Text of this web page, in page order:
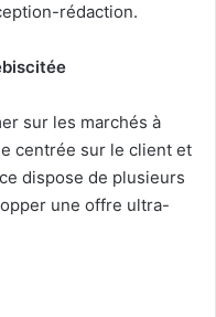
rédaction.
sur les marchés à
centrée sur le client et
dispose de plusieurs
une offre ultra-